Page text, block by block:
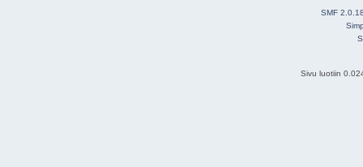
SMF
Sivu luotiin